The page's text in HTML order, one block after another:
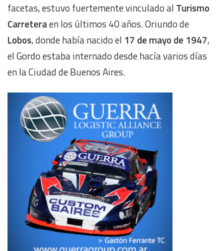
facetas, estuvo fuertemente vinculado al Turismo
Carreteraen los últimos 40 años. Oriundo de
Lobos, donde había nacido el 17 de mayo de 1947,
el Gordo estaba internado desde hacía varios días
en la Ciudad de Buenos Aires.